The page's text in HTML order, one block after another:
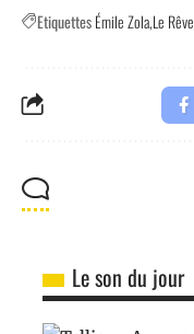
EtiquettesÉmile ZolaLe Rêve
Le son du jour